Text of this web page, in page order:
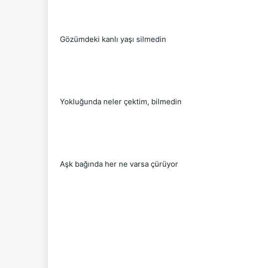
Gözümdeki kanlı yaşı silmedin
Yokluğunda neler çektim, bilmedin
Aşk bağında her ne varsa çürüyor